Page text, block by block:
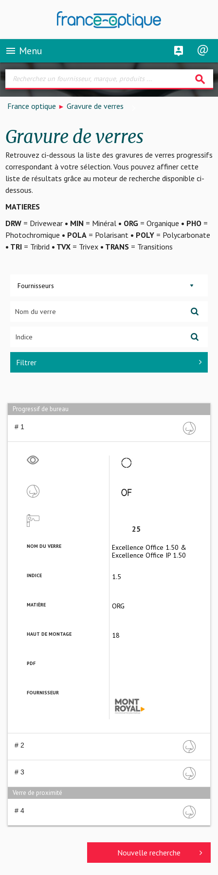
menu Menu
search
France optique Gravure de verres
Gravure de verres
Retrouvez ci-dessous la liste des gravures de verres progressifs
correspondant à votre sélection. Vous pouvez affiner cette
liste de résultats grâce au moteur de recherche disponible ci-
dessous.
MATIERES
DRW= Drivewear • MIN = Minéral • ORG= Organique • PHO=
Photochromique • POLA= Polarisant • POLY= Polycarbonate
• TRI= Tribrid • TVX= Trivex • TRANS= Transitions
Fournisseurs
Filtrer
Progressif de bureau
# 1
25
NOM DU VERRE
Excellence Office 1.50 &
Excellence Office IP 1.50
INDICE 1.5
MATIÈRE ORG
HAUT DE MONTAGE 18
PDF
FOURNISSEUR
# 2
# 3
Verre de proximité
# 4
Nouvelle recherche